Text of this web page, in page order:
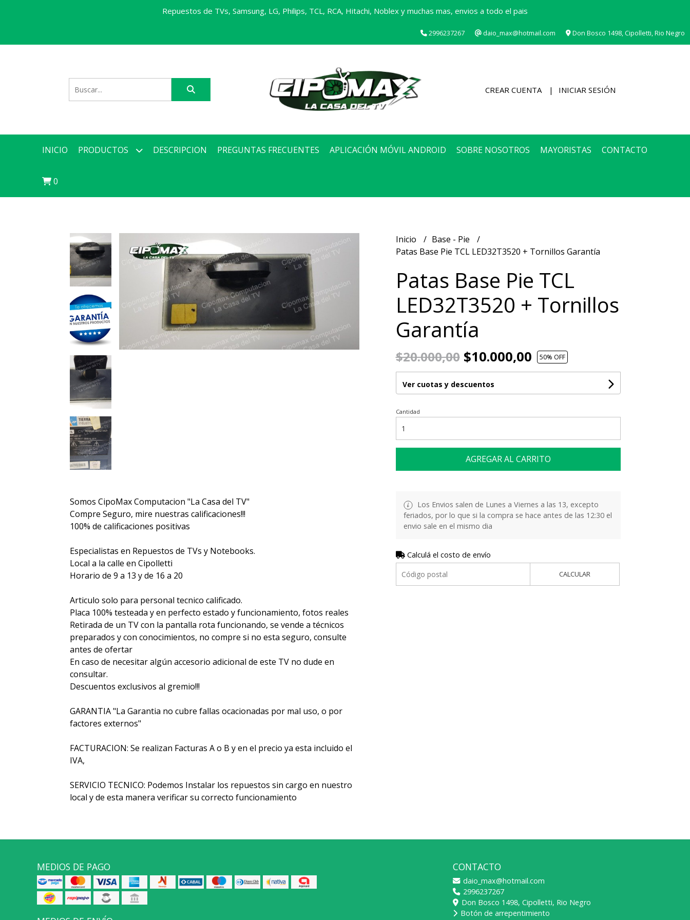
Repuestos de TVs, Samsung, LG, Philips, TCL, RCA, Hitachi, Noblex y muchas mas, envios a todo el pais
2996237267 daio_max@hotmail.com Don Bosco 1498, Cipolletti, Rio Negro
CREAR CUENTA INICIAR SESIÓN
INICIO PRODUCTOS DESCRIPCION PREGUNTAS FRECUENTES APLICACIÓN MÓVIL ANDROID SOBRE NOSOTROS MAYORISTAS CONTACTO
0
Somos CipoMax Computacion "La Casa del TV"
Compre Seguro, mire nuestras calificaciones!!!
100% de calificaciones positivas
Especialistas en Repuestos de TVs y Notebooks.
Local a la calle en Cipolletti
Horario de 9 a 13 y de 16 a 20
Articulo solo para personal tecnico calificado.
Placa 100% testeada y en perfecto estado y funcionamiento, fotos reales
Retirada de un TV con la pantalla rota funcionando, se vende a técnicos
preparados y con conocimientos, no compre si no esta seguro, consulte
antes de ofertar
En caso de necesitar algún accesorio adicional de este TV no dude en
consultar.
Descuentos exclusivos al gremio!!!
GARANTIA "La Garantia no cubre fallas ocacionadas por mal uso, o por
factores externos"
FACTURACION: Se realizan Facturas A o B y en el precio ya esta incluido el
IVA,
SERVICIO TECNICO: Podemos Instalar los repuestos sin cargo en nuestro
local y de esta manera verificar su correcto funcionamiento
Inicio
Base - Pie
Patas Base Pie TCL LED32T3520 + Tornillos Garantía
Patas Base Pie TCL
LED32T3520 + Tornillos
Garantía
$20.000,00$10.000,00 50% OFF
Ver cuotas y descuentos
Cantidad
AGREGAR AL CARRITO
Los Envios salen de Lunes a Viernes a las 13, excepto
feriados, por lo que si la compra se hace antes de las 12:30 el
envio sale en el mismo dia
Calculá el costo de envío
CALCULAR
MEDIOS DE PAGO CONTACTO
daio_max@hotmail.com
2996237267
Don Bosco 1498, Cipolletti, Rio Negro
Botón de arrepentimiento